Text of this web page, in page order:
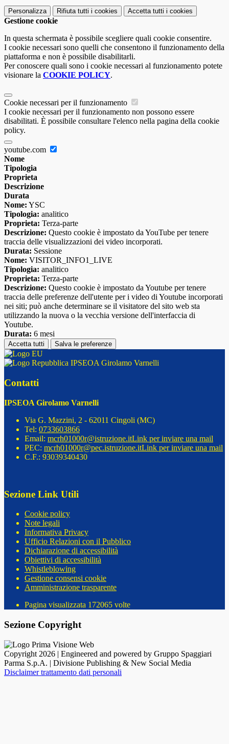
Personalizza Rifiuta tutti i cookies Accetta tutti i cookies
Gestione cookie
In questa schermata è possibile scegliere quali cookie consentire.
I cookie necessari sono quelli che consentono il funzionamento della
piattaforma e non è possibile disabilitarli.
Per conoscere quali sono i cookie necessari al funzionamento potete
visionare la COOKIE POLICY.
Cookie necessari per il funzionamento
I cookie necessari per il funzionamento non possono essere
disabilitati. È possibile consultare l'elenco nella pagina della cookie
policy.
youtube.com
Nome
Tipologia
Proprieta
Descrizione
Durata
Nome: YSC
Tipologia: analitico
Proprieta: Terza-parte
Descrizione: Questo cookie è impostato da YouTube per tenere
traccia delle visualizzazioni dei video incorporati.
Durata: Sessione
Nome: VISITOR_INFO1_LIVE
Tipologia: analitico
Proprieta: Terza-parte
Descrizione: Questo cookie è impostato da Youtube per tenere
traccia delle preferenze dell'utente per i video di Youtube incorporati
nei siti; può anche determinare se il visitatore del sito web sta
utilizzando la nuova o la vecchia versione dell'interfaccia di
Youtube.
Durata: 6 mesi
Accetta tutti Salva le preferenze
IPSEOA Girolamo Varnelli
Contatti
IPSEOA Girolamo Varnelli
Via G. Mazzini, 2 - 62011 Cingoli (MC)
Tel: 0733603866
Email: mcrh01000r@istruzione.itLink per inviare una mail
PEC: mcrh01000r@pec.istruzione.itLink per inviare una mail
C.F.: 93039340430
Sezione Link Utili
Cookie policy
Note legali
Informativa Privacy
Ufficio Relazioni con il Pubblico
Dichiarazione di accessibilità
Obiettivi di accessibilità
Whistleblowing
Gestione consensi cookie
Amministrazione trasparente
Pagina visualizzata 172065 volte
Sezione Copyright
Copyright 2026 | Engineered and powered by Gruppo Spaggiari
Parma S.p.A. | Divisione Publishing & New Social Media
Disclaimer trattamento dati personali